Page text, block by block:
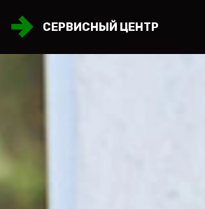
СЕРВИСНЫЙ ЦЕНТР